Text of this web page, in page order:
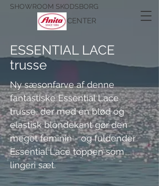
SHOWROOM SKODSBORG
CENTER
ESSENTIAL LACE
trusse
Ny sæsonfarve af denne
fantastiske Essential Lace
trusse, der med en blød og
elastisk blondekant gør den
meget feminin - og fuldender
Essential Lace toppen som
lingeri sæt.